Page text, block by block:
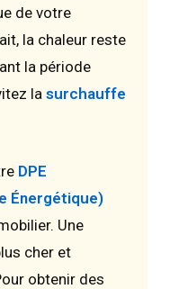
de votre
la chaleur reste
la période
la surchauffe
DPE
Énergétique)
Une
cher et
obtenir des